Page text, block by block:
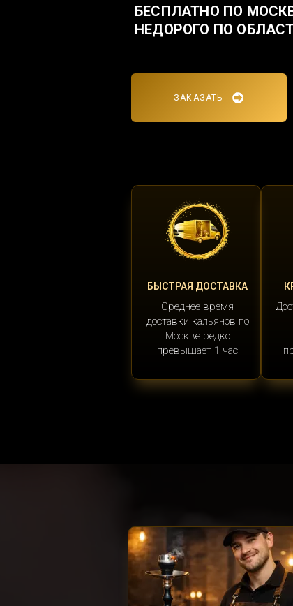
БЕСПЛАТНО ПО
НЕДОРОГО ПО
ЗАКАЗАТЬ
БЫСТРАЯ ДОСТАВКА
Среднее время
доставки кальянов по
Москве редко
превышает 1 час